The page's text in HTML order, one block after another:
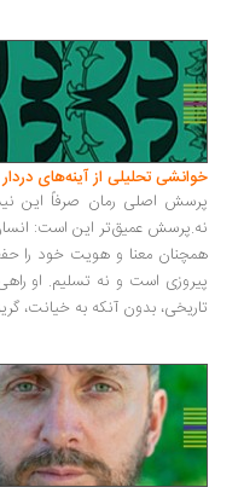
تحلیلی از آینه‌های دردار |
اصلی رمان صرفاً این نیست که
عمیق‌تر این است: انسان پس
معنا و هویت خود را حفظ
است و نه تسلیم. او راهی
بدون آنکه به خیانت، گریز از